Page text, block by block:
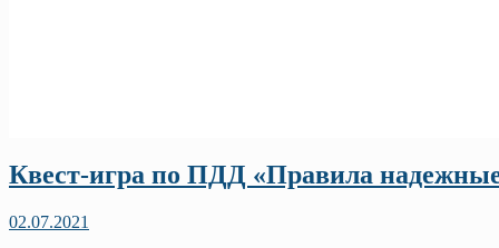
Квест-игра по ПДД «Правила
02.07.2021